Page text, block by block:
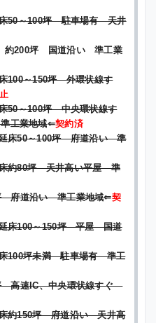
50～100坪 駐車場有 天井
200坪 国道沿い 準工業
～150坪 外環状線す
～100坪 中央環状線す
工業地域⇐契約済
床50～100坪 府道沿い 準
約80坪 天井高い平屋 準
道沿い 準工業地域⇐契
床100～150坪 平屋 国道
100坪未満 駐車場有 準工
速IC、中央環状線すぐ
約150坪 府道沿い 天井高